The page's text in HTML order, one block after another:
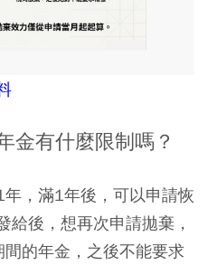
金有什麼限制嗎？
，滿1年後，可以申請恢
給後，想再次申請拋棄，
的年金，之後不能要求